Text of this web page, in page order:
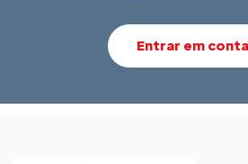
Entrar em